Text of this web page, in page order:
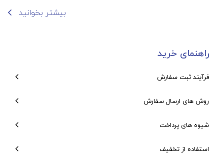
بیشتر بخوانید
راهنمای خرید
فرآیند ثبت سفارش
روش های ارسال سفارش
شیوه های پرداخت
استفاده از تخفیف